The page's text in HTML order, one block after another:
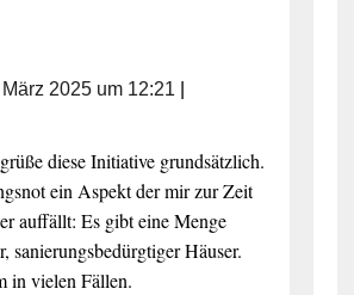
2025 um 12:21
diese Initiative grundsätzlich.
ein Aspekt der mir zur Zeit
auffällt: Es gibt eine Menge
sanierungsbedürgtiger Häuser.
in vielen Fällen.